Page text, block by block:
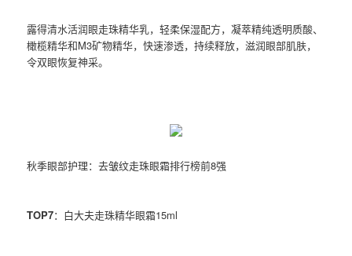
露得清水活润眼走珠精华乳，轻柔保湿配方，凝萃精纯透明质酸、
橄榄精华和M3矿物精华，快速渗透，持续释放，滋润眼部肌肤，
令双眼恢复神采。
秋季眼部护理：去皱纹走珠眼霜排行榜前8强
TOP7：白大夫走珠精华眼霜15ml